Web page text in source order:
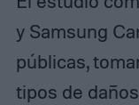
y Samsung
públicas,
tipos de